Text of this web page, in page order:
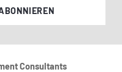
Consultants